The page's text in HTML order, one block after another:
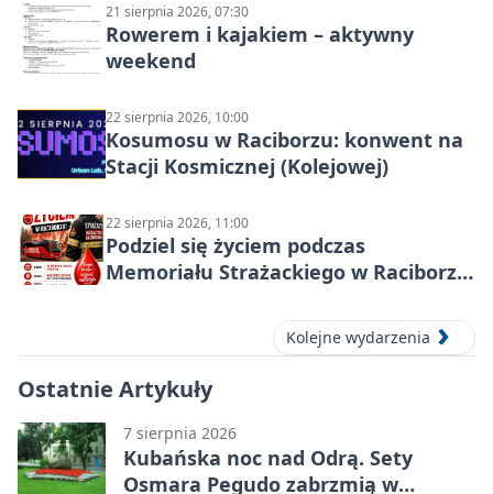
21 sierpnia 2026, 07:30
Rowerem i kajakiem – aktywny
weekend
22 sierpnia 2026, 10:00
Kosumosu w Raciborzu: konwent na
Stacji Kosmicznej (Kolejowej)
22 sierpnia 2026, 11:00
Podziel się życiem podczas
Memoriału Strażackiego w Raciborzu
Kolejne wydarzenia
Ostatnie Artykuły
7 sierpnia 2026
Kubańska noc nad Odrą. Sety
Osmara Pegudo zabrzmią w